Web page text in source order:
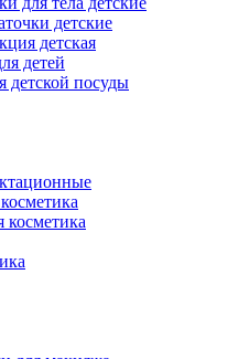
детские
детская
детей
детской посуды
косметика